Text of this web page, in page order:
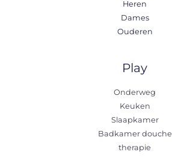
Heren
Dames
Ouderen
Play
Onderweg
Keuken
Slaapkamer
Badkamer douche
therapie